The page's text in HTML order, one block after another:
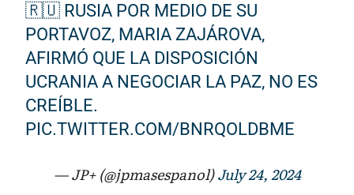
🇷🇺 RUSIA POR MEDIO DE SU
PORTAVOZ, MARIA ZAJÁROVA,
AFIRMÓ QUE LA DISPOSICIÓN
UCRANIA A NEGOCIAR LA PAZ, NO ES
CREÍBLE.
PIC.TWITTER.COM/BNRQOLDBME
— JP+ (@jpmasespanol)July 24, 2024